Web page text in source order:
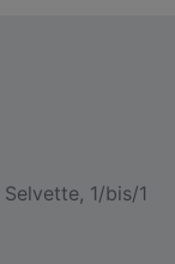
1/bis/1